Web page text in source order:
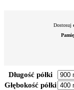
Dostosuj
Długość półki
Głębokość półki